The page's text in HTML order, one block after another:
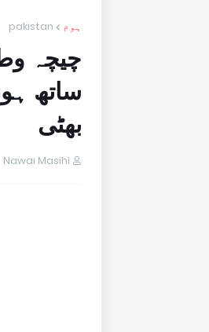
ہوم pakistan
چیچہ
ساتھ
بھٹی
Nawai Masihi